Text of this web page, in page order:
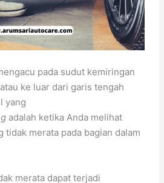
pada sudut kemiringan
ke luar dari garis tengah
yang
adalah ketika Anda melihat
tidak merata pada bagian dalam
merata dapat terjadi